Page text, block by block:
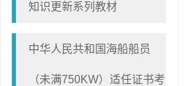
知识更新系列教材
中华人民共和国海船船员
（未满750KW）适任证书考